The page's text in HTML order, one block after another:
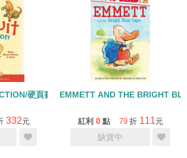
硬頁書
332元
EMMETT AND THE BRIGHT
紅利 0 點 79 折 111元
缺貨中